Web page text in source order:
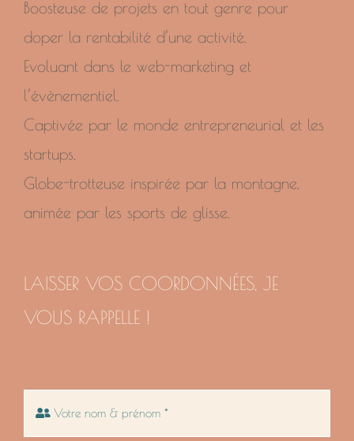
Boosteuse de projets en tout genre pour
doper la rentabilité d’une activité.
Evoluant dans le web-marketing et
l’évènementiel.
Captivée par le monde entrepreneurial et les
startups.
Globe-trotteuse inspirée par la montagne,
animée par les sports de glisse.
LAISSER VOS COORDONNÉES, JE
VOUS RAPPELLE !